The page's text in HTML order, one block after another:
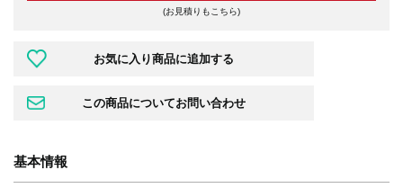
(お見積りもこちら)
基本情報